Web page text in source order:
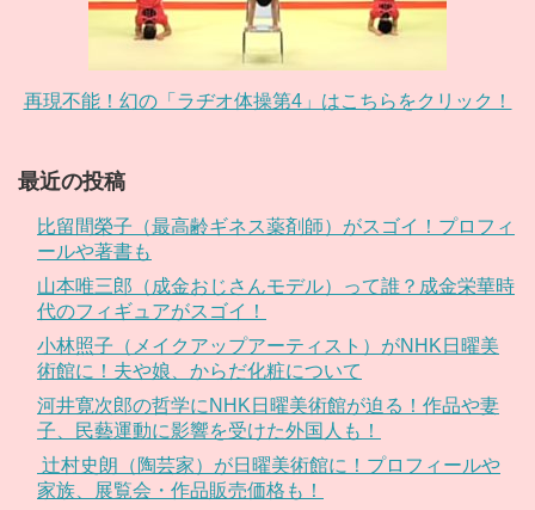
再現不能！幻の「ラヂオ体操第4」はこちらをクリック！
最近の投稿
比留間榮子（最高齢ギネス薬剤師）がスゴイ！プロフィ
ールや著書も
山本唯三郎（成金おじさんモデル）って誰？成金栄華時
代のフィギュアがスゴイ！
小林照子（メイクアップアーティスト）がNHK日曜美
術館に！夫や娘、からだ化粧について
河井寛次郎の哲学にNHK日曜美術館が迫る！作品や妻
子、民藝運動に影響を受けた外国人も！
辻村史朗（陶芸家）が日曜美術館に！プロフィールや
家族、展覧会・作品販売価格も！